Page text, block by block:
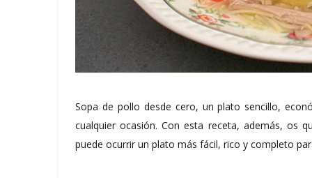
Sopa de pollo desde cero, un plato sencillo,
cualquier ocasión. Con esta receta, además, os
puede ocurrir un plato más fácil, rico y completo